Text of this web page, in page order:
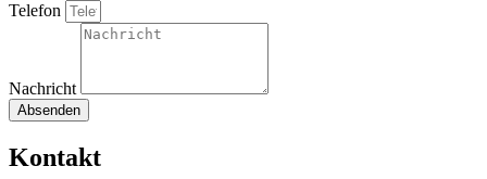
Telefon
Nachricht
Absenden
Kontakt